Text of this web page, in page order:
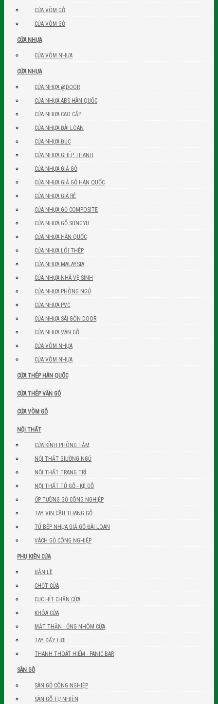
CỬA VÒM GỖ
CỬA VÒM GỖ
CỬA NHỰA
CỬA VÒM NHỰA
CỬA NHỰA
CỬA NHỰA @DOOR
CỬA NHỰA ABS HÀN QUỐC
CỬA NHỰA CAO CẤP
CỬA NHỰA ĐÀI LOAN
CỬA NHỰA ĐÚC
CỬA NHỰA GHÉP THANH
CỬA NHỰA GIẢ GỖ
CỬA NHỰA GIẢ GỖ HÀN QUỐC
CỬA NHỰA GIÁ RẺ
CỬA NHỰA GỖ COMPOSITE
CỬA NHỰA GỖ SUNGYU
CỬA NHỰA HÀN QUỐC
CỬA NHỰA LÕI THÉP
CỬA NHỰA MALAYSIA
CỬA NHỰA NHÀ VỆ SINH
CỬA NHỰA PHÒNG NGỦ
CỬA NHỰA PVC
CỬA NHỰA SÀI GÒN DOOR
CỬA NHỰA VÂN GỖ
CỬA VÒM NHỰA
CỬA VÒM NHỰA
CỬA THÉP HÀN QUỐC
CỬA THÉP VÂN GỖ
CỬA VÒM GỖ
NỘI THẤT
CỬA KÍNH PHÒNG TẮM
NỘI THẤT GIƯỜNG NGỦ
NỘI THẤT TRANG TRÍ
NỘI THẤT TỦ GỖ - KỆ GỖ
ỐP TƯỜNG GỖ CÔNG NGHIỆP
TAY VỊN CẦU THANG GỖ
TỦ BẾP NHỰA GIẢ GỖ ĐÀI LOAN
VÁCH GỖ CÔNG NGHIỆP
PHỤ KIỆN CỬA
BẢN LỀ
CHỐT CỬA
CỤC HÍT CHẶN CỬA
KHÓA CỬA
MẮT THẦN - ỐNG NHÒM CỬA
TAY ĐẨY HƠI
THANH THOÁT HIỂM - PANIC BAR
SÀN GỖ
SÀN GỖ CÔNG NGHIỆP
SÀN GỖ TỰ NHIÊN